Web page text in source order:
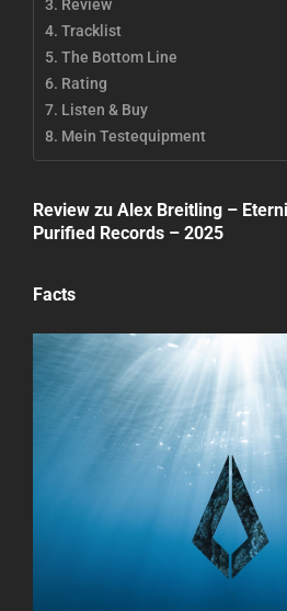
Review
Tracklist
The Bottom Line
Rating
Listen & Buy
Mein Testequipment
Review zu Alex Breitling –
Purified Records – 2025
Facts